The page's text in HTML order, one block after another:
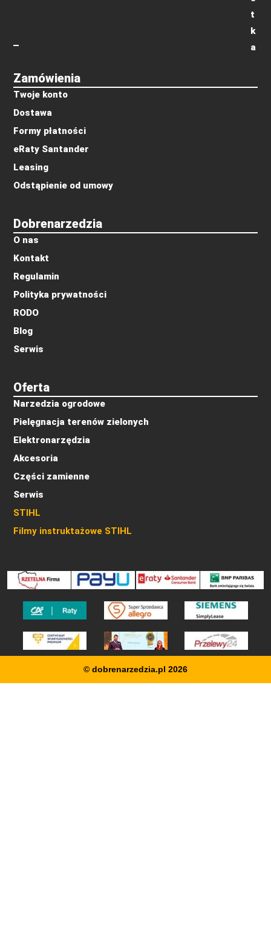
Oferta
Narzedzia ogrodowe
Pielęgnacja terenów zielonych
Elektronarzędzia
Akcesoria
Części zamienne
Serwis
STIHL
Filmy instruktażowe STIHL
Dobrenarzedzia
O nas
Kontakt
Regulamin
Polityka prywatności
RODO
Blog
Serwis
Zamówienia
Twoje konto
Dostawa
Formy płatności
eRaty Santander
Leasing
Odstąpienie od umowy
t
k
a
© dobrenarzedzia.pl 2026